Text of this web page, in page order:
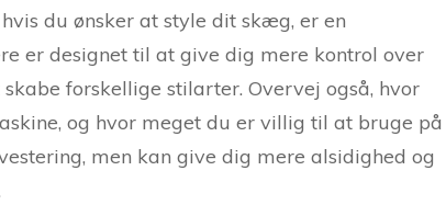
du ønsker at style dit skæg, er en
er designet til at give dig mere kontrol over
forskellige stilarter. Overvej også, hvor
og hvor meget du er villig til at bruge på
men kan give dig mere alsidighed og